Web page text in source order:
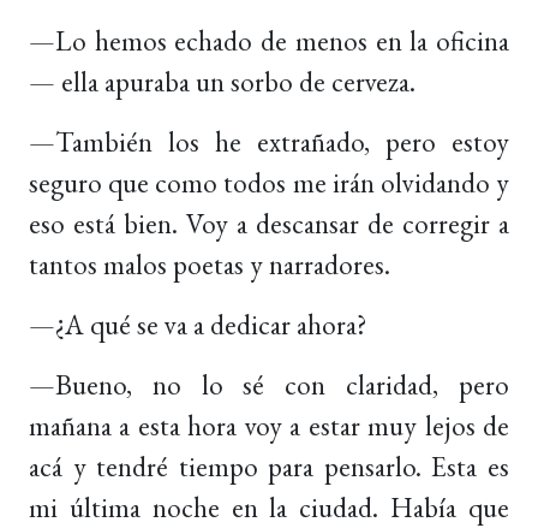
—Lo hemos echado de menos en la oficina
— ella apuraba un sorbo de cerveza.
—También los he extrañado, pero estoy
seguro que como todos me irán olvidando y
eso está bien. Voy a descansar de corregir a
tantos malos poetas y narradores.
—¿A qué se va a dedicar ahora?
—Bueno, no lo sé con claridad, pero
mañana a esta hora voy a estar muy lejos de
acá y tendré tiempo para pensarlo. Esta es
mi última noche en la ciudad. Había que